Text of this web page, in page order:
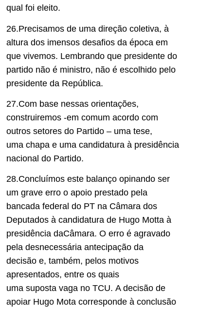
qual foi eleito.
26.Precisamos de uma direção coletiva, à
altura dos imensos desafios da época em
que vivemos. Lembrando que presidente do
partido não é ministro, não é escolhido pelo
presidente da República.
27.Com base nessas orientações,
construiremos -em comum acordo com
outros setores do Partido – uma tese,
uma chapa e uma candidatura à presidência
nacional do Partido.
28.Concluímos este balanço opinando ser
um grave erro o apoio prestado pela
bancada federal do PT na Câmara dos
Deputados à candidatura de Hugo Motta à
presidência daCâmara. O erro é agravado
pela desnecessária antecipação da
decisão e, também, pelos motivos
apresentados, entre os quais
uma suposta vaga no TCU. A decisão de
apoiar Hugo Mota corresponde à conclusão